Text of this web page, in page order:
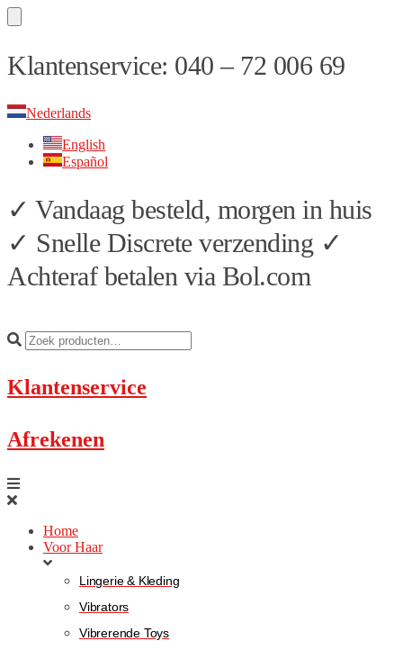
Skip
to
Skip
to
Klantenservice: 040 – 72 006 69
Nederlands
English
Español
✓ Vandaag besteld, morgen in huis
✓ Snelle Discrete verzending ✓
Achteraf betalen via Bol.com
Klantenservice
Afrekenen
Home
Voor Haar
Lingerie & Kleding
Vibrators
Vibrerende Toys